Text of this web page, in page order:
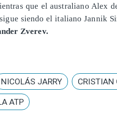
que el australiano Alex
siendo el italiano Jannik
Zverev.
NICOLÁS JARRY CRISTIAN
ATP